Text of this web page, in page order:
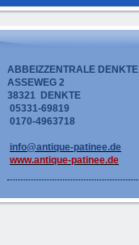
ABBEIZZENTRALE DENKTE
ASSEWEG 2
38321 DENKTE
05331-69819
0170-4963718
info@antique-patinee.de
www.antique-patinee.de